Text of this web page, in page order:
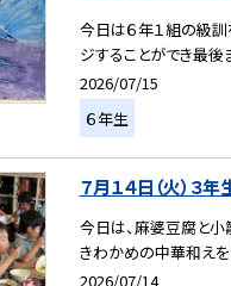
今日は６年１組の級訓
ジすることができ最後
2026/07/15
６年生
７月１４日（火）３
今日は、麻婆豆腐と小
きわかめの中華和えを
2026/07/14